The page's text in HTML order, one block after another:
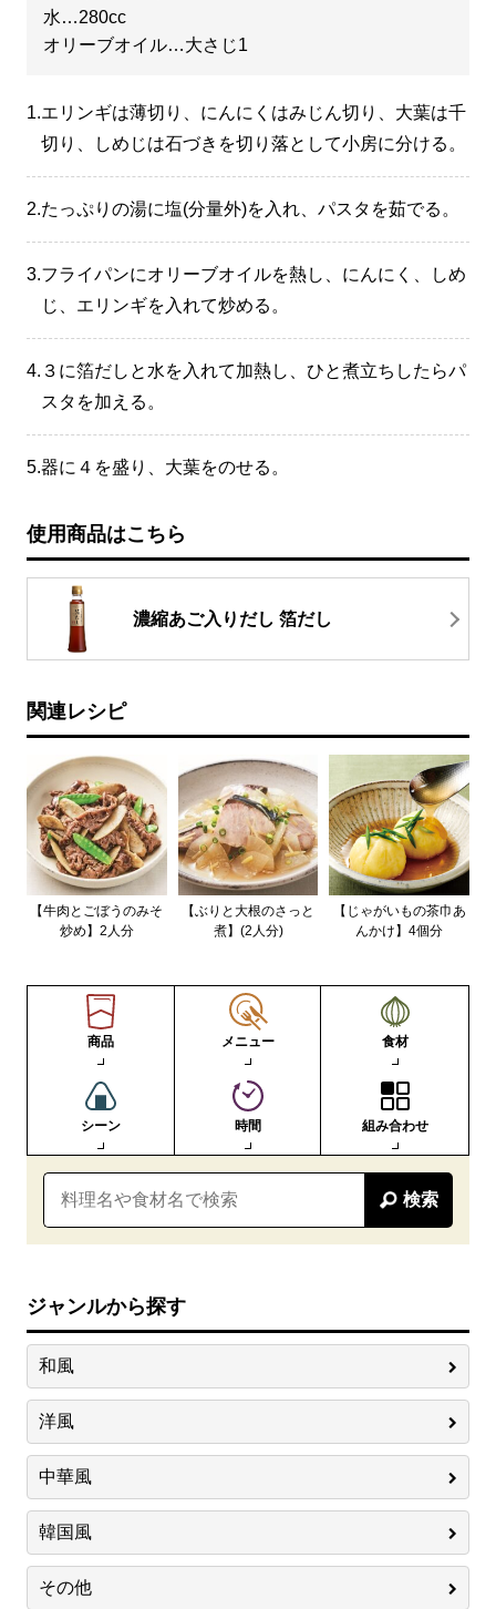
水…280cc
オリーブオイル…大さじ1
1.エリンギは薄切り、にんにくはみじん切り、大葉は千
切り、しめじは石づきを切り落として小房に分ける。
2.たっぷりの湯に塩(分量外)を入れ、パスタを茹でる。
3.フライパンにオリーブオイルを熱し、にんにく、しめ
じ、エリンギを入れて炒める。
4. ３に箔だしと水を入れて加熱し、ひと煮立ちしたらパ
スタを加える。
5.器に４を盛り、大葉をのせる。
使用商品はこちら
濃縮あご入りだし 箔だし
関連レシピ
【牛肉とごぼうのみそ
炒め】2人分
【ぶりと大根のさっと
煮】(2人分)
【じゃがいもの茶巾あ
んかけ】4個分
商品 メニュー 食材
シーン 時間 組み合わせ
検索
ジャンルから探す
和風
洋風
中華風
韓国風
その他